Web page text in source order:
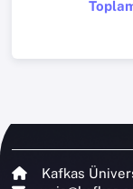
Kafkas